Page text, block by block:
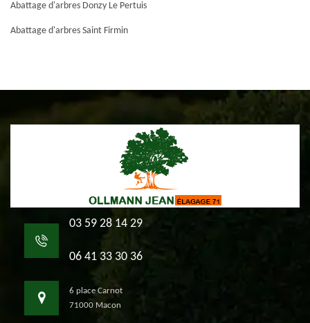
Abattage d'arbres Donzy Le Pertuis
Abattage d'arbres Saint Firmin
03 59 28 14 29
06 41 33 30 36
6 place Carnot
71000 Macon